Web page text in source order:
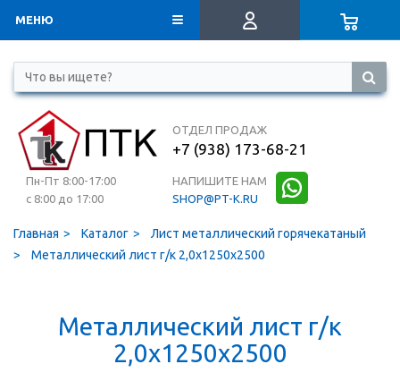
ОТДЕЛ ПРОДАЖ
+7 (938) 173-68-21
Пн-Пт 8:00-17:00
с 8:00 до 17:00
НАПИШИТЕ НАМ
SHOP@PT-K.RU
МЕНЮ
Главная Каталог
Лист металлический горячекатаный
Металлический лист г/к 2,0х1250х2500
Металлический лист г/к
2,0х1250х2500